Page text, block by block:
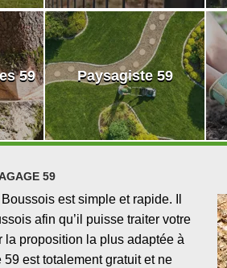
59 Paysagiste 59
59
est simple et rapide. Il
afin qu’il puisse traiter votre
proposition la plus adaptée à
est totalement gratuit et ne